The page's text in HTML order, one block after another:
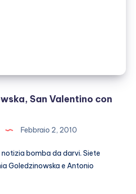
San Valentino con
Febbraio 2, 2010
notizia bomba da darvi. Siete
Goledzinowska e Antonio